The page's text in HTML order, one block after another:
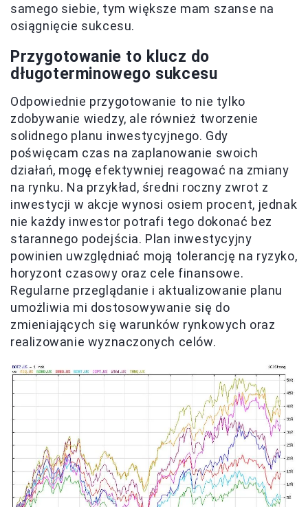
samego siebie, tym większe mam szanse na
osiągnięcie sukcesu.
Przygotowanie to klucz do
długoterminowego sukcesu
Odpowiednie przygotowanie to nie tylko
zdobywanie wiedzy, ale również tworzenie
solidnego planu inwestycyjnego. Gdy
poświęcam czas na zaplanowanie swoich
działań, mogę efektywniej reagować na zmiany
na rynku. Na przykład, średni roczny zwrot z
inwestycji w akcje wynosi osiem procent, jednak
nie każdy inwestor potrafi tego dokonać bez
starannego podejścia. Plan inwestycyjny
powinien uwzględniać moją tolerancję na ryzyko,
horyzont czasowy oraz cele finansowe.
Regularne przeglądanie i aktualizowanie planu
umożliwia mi dostosowywanie się do
zmieniających się warunków rynkowych oraz
realizowanie wyznaczonych celów.